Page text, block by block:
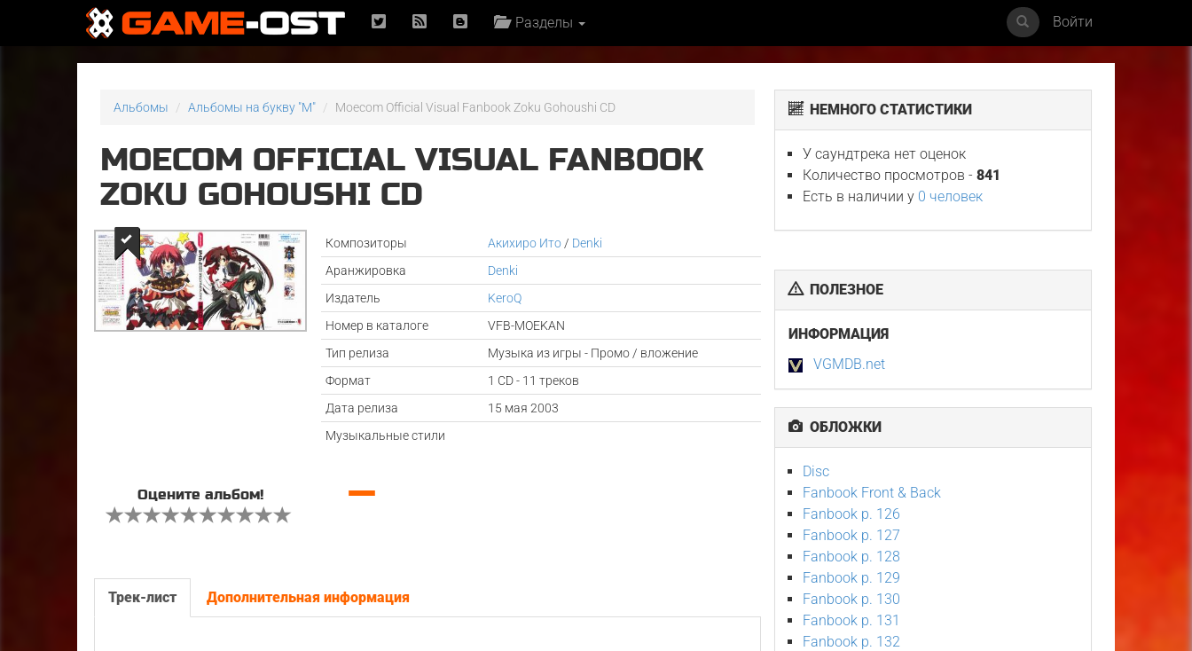
Разделы Войти
Альбомы Альбомы на букву "M" Moecom Official Visual Fanbook Zoku Gohoushi CD
MOECOM OFFICIAL VISUAL FANBOOK
ZOKU GOHOUSHI CD
Композиторы Акихиро Ито/ Denki
Аранжировка
Denki
Издатель
KeroQ
Номер в каталоге
VFB-MOEKAN
Тип релиза
Музыка из игры - Промо / вложение
Формат
1 CD - 11 треков
Дата релиза
15 мая 2003
Музыкальные стили
Оцените альбом! —
Трек-лист Дополнительная информация
НЕМНОГО СТАТИСТИКИ
У саундтрека нет оценок
Количество просмотров -841
Есть в наличии у 0 человек
ПОЛЕЗНОЕ
ИНФОРМАЦИЯ
VGMDB.net
ОБЛОЖКИ
Disc
Fanbook Front & Back
Fanbook p. 126
Fanbook p. 127
Fanbook p. 128
Fanbook p. 129
Fanbook p. 130
Fanbook p. 131
Fanbook p. 132